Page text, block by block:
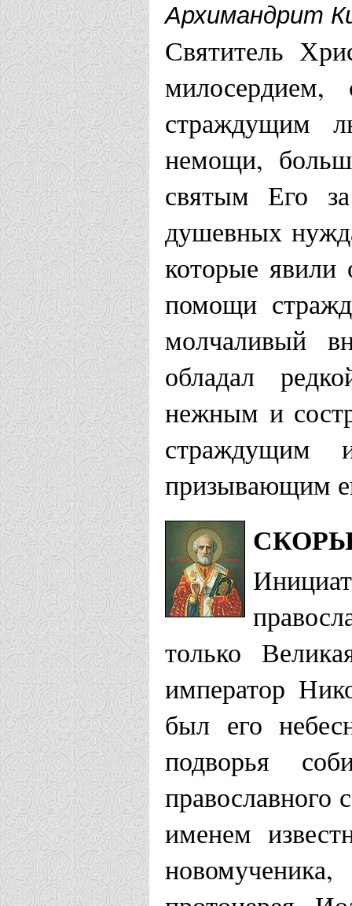
Архимандрит
Святитель
милосердием,
страждущим
немощи,
святым Его
душевных
которые явили
помощи
молчаливый
обладал
нежным и
призывающим
только
император
был его
подворья
православного
именем